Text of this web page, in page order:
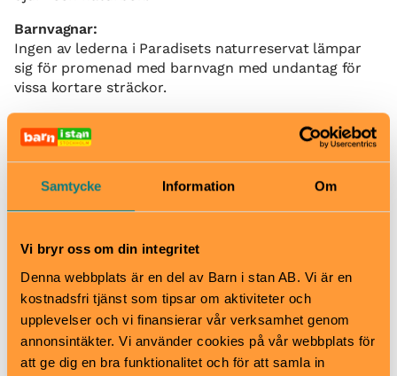
Samtycke Information Om
Vi bryr oss om din integritet
Denna webbplats är en del av Barn i stan AB. Vi är en
kostnadsfri tjänst som tipsar om aktiviteter och
upplevelser och vi finansierar vår verksamhet genom
annonsintäkter. Vi använder cookies på vår webbplats för
att ge dig en bra funktionalitet och för att samla in
Barnvagnar:
Ingen av lederna i Paradisets naturreservat lämpar
sig för promenad med barnvagn med undantag för
vissa kortare sträckor.
I Paradiset finns sex grillplatser. De tre kring sjön
Trekanten är extra bra och ligger cirka 800 meter
från parkeringen. Dessa hittas enklast genom kartan
över området. Medtag egen ved!
Vid sjön Ådran intill torpet Paradiset finns det en
badplats med sand och brygga. Den är privat, men
även utomstående är välkomna. Vid de andra sjöarna
finns möjlighet till fina bad från klippor
(vattenkvaliteten kontrolleras inte).
När